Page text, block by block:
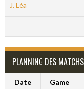
J. Léa
PLANNING DES MATCHS
Date Game